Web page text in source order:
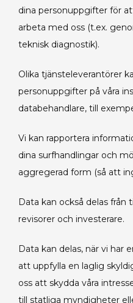
dina personuppgifter för
arbeta med oss (t.ex.
teknisk diagnostik).
Olika tjänsteleverantörer
personuppgifter på våra
databehandlare, till
Vi kan rapportera
dina surfhandlingar och
aggregerad form (så att
Data kan också delas från
revisorer och investerare.
Data kan delas, när vi har
att uppfylla en laglig
oss att skydda våra
till statliga myndigheter